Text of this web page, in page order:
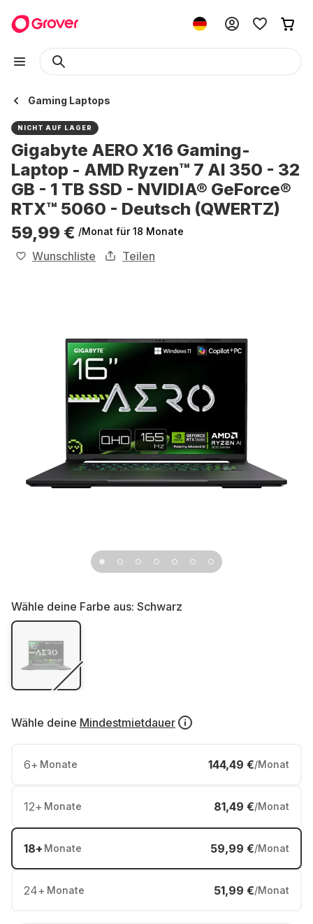
Gaming Laptops
NICHT AUF LAGER
Gigabyte AERO X16 Gaming-
Laptop - AMD Ryzen™ 7 AI 350 - 32
GB - 1 TB SSD - NVIDIA® GeForce®
RTX™ 5060 - Deutsch (QWERTZ)
59,99 € /Monat für 18 Monate
Wunschliste Teilen
Wähle deine Farbe aus: Schwarz
Wähle deine Mindestmietdauer
6+ Monate 144,49 €/Monat
12+ Monate 81,49 €/Monat
18+ Monate 59,99 €/Monat
24+ Monate 51,99 €/Monat